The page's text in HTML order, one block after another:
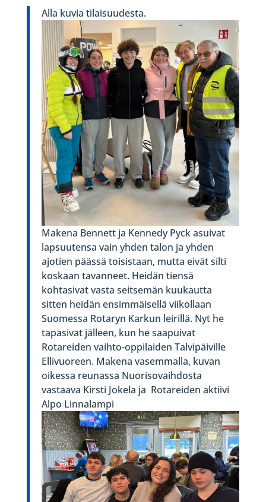
Alla kuvia tilaisuudesta.
Makena Bennett ja Kennedy Pyck asuivat
lapsuutensa vain yhden talon ja yhden
ajotien päässä toisistaan, mutta eivät silti
koskaan tavanneet. Heidän tiensä
kohtasivat vasta seitsemän kuukautta
sitten heidän ensimmäisellä viikollaan
Suomessa Rotaryn Karkun leirillä. Nyt he
tapasivat jälleen, kun he saapuivat
Rotareiden vaihto-oppilaiden Talvipäiville
Ellivuoreen. Makena vasemmalla, kuvan
oikessa reunassa Nuorisovaihdosta
vastaava Kirsti Jokela ja Rotareiden aktiivi
Alpo Linnalampi